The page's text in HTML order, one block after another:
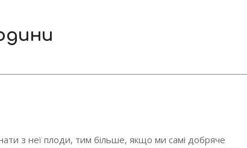
з неї плоди, тим більше, якщо ми самі добряче